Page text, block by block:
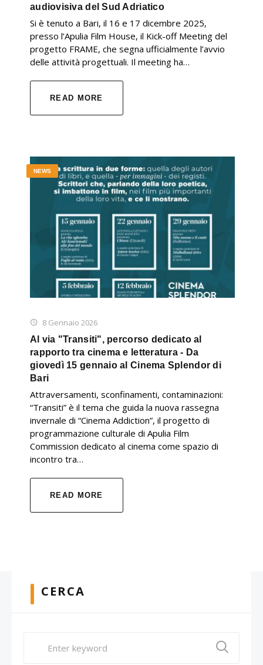
audiovisiva del Sud Adriatico
Si è tenuto a Bari, il 16 e 17 dicembre 2025,
presso l’Apulia Film House, il Kick-off Meeting del
progetto FRAME, che segna ufficialmente l’avvio
delle attività progettuali. Il meeting ha…
READ MORE
8 Gennaio 2026
NEWS
Al via "Transiti", percorso dedicato al
rapporto tra cinema e letteratura - Da
giovedì 15 gennaio al Cinema Splendor di
Bari
Attraversamenti, sconfinamenti, contaminazioni:
“Transiti” è il tema che guida la nuova rassegna
invernale di “Cinema Addiction”, il progetto di
programmazione culturale di Apulia Film
Commission dedicato al cinema come spazio di
incontro tra…
READ MORE
CERCA